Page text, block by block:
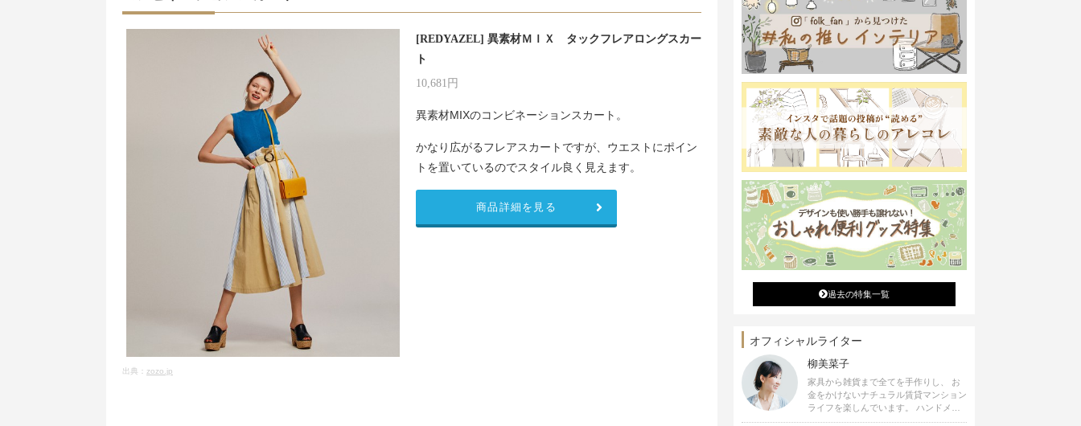
出典： zozo.jp
[REDYAZEL] 異素材ＭＩＸ タックフレアロングスカー
ト
10,681円
異素材MIXのコンビネーションスカート。
かなり広がるフレアスカートですが、ウエストにポイン
トを置いているのでスタイル良く見えます。
商品詳細を見る
過去の特集一覧
オフィシャルライター
柳美菜子
家具から雑貨まで全てを手作りし、 お
金をかけないナチュラル賃貸マンション
ライフを楽しんでいます。 ハンドメイ
ド雑貨やインテリアに関する著書も出